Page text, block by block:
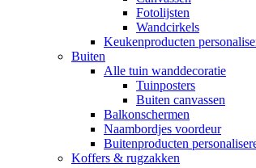
Fotolijsten
Wandcirkels
Keukenproducten
Buiten
Alle tuin wanddecoratie
Tuinposters
Buiten canvassen
Balkonschermen
Naambordjes voordeur
Buitenproducten
Koffers & rugzakken